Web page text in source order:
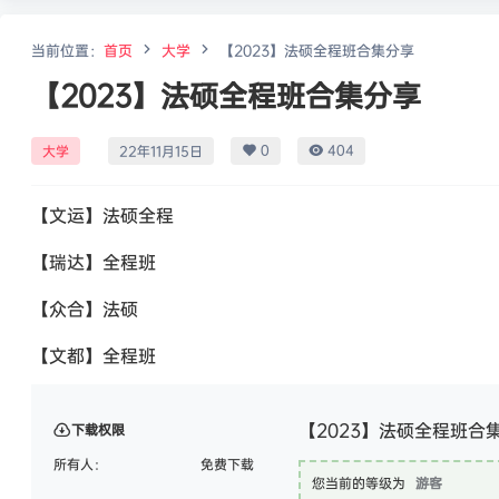
当前位置： 首页 大学 【2023】法硕全程班合集分享
【2023】法硕全程班合集分享
大学 22年11月15日 0 404
【文运】法硕全程
【瑞达】全程班
【众合】法硕
【文都】全程班
下载权限
所有人：
免费下载
【2023】法硕全程班合
您当前的等级为 游客